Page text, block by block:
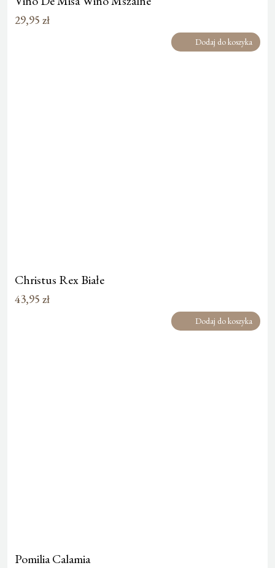
29,95 zł
Dodaj do koszyka
Christus Rex Białe
43,95 zł
Dodaj do koszyka
Pomilia Calamia